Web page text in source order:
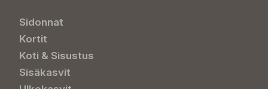
Sidonnat
Kortit
Koti & Sisustus
Sisäkasvit